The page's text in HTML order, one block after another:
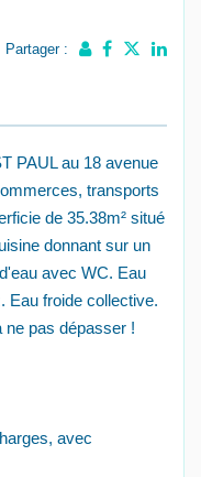
Partager :
PAUL au 18 avenue
transports
de 35.38m² situé
donnant sur un
avec WC. Eau
Eau froide collective.
ne pas dépasser !
avec